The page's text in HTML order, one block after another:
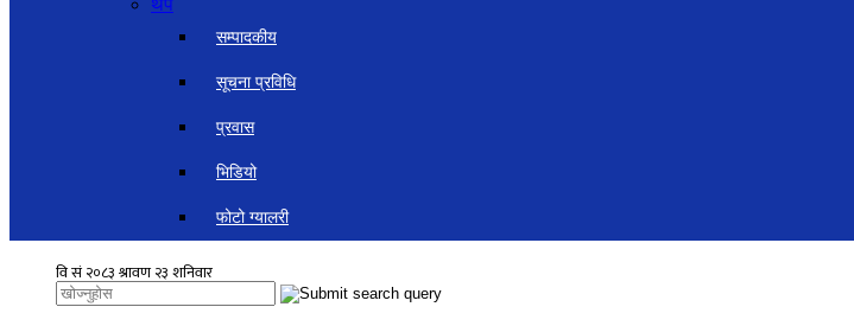
थप
सम्पादकीय
सूचना प्रविधि
प्रवास
भिडियो
फोटो ग्यालरी